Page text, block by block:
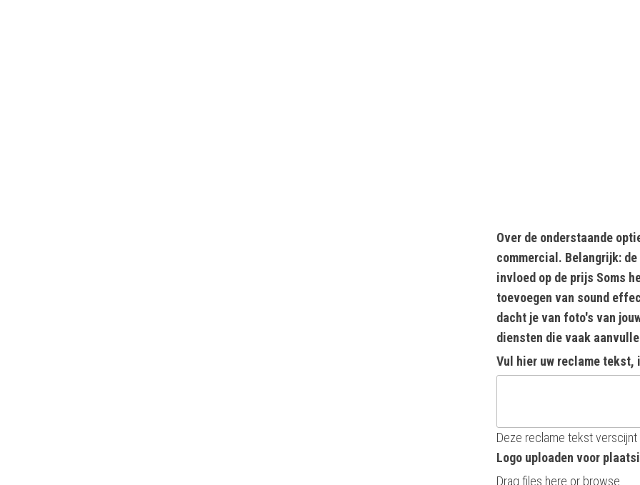
Over de onderstaande
commercial. Belangrijk:
invloed op de prijs Soms
toevoegen van sound
dacht je van foto's van
diensten die vaak
Vul hier uw reclame tekst,
Deze reclame tekst
Logo uploaden voor
Drag files here or browse